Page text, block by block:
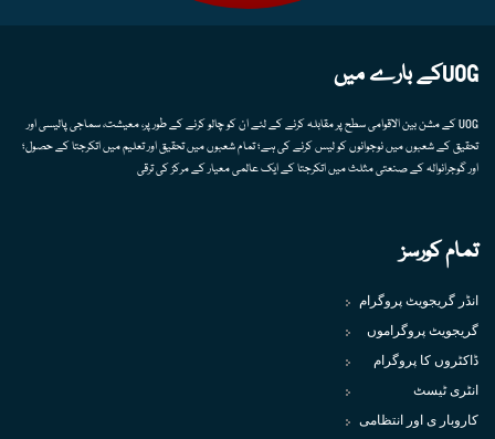
UOGکے بارے میں
UOG کے مشن بین الاقوامی سطح پر مقابلہ کرنے کے لئے ان کو چالو کرنے کے طور پر، معیشت، سماجی پالیسی اور
تحقیق کے شعبوں میں نوجوانوں کو لیس کرنے کی ہے؛ تمام شعبوں میں تحقیق اور تعلیم میں اتکرجتا کے حصول؛
اور گوجرانوالہ کے صنعتی مثلث میں اتکرجتا کے ایک عالمی معیار کے مرکز کی ترقی
تمام کورسز
انڈر گریجویٹ پروگرام
گریجویٹ پروگراموں
ڈاکٹروں کا پروگرام
انٹری ٹیسٹ
کاروبار ی اور انتظامی